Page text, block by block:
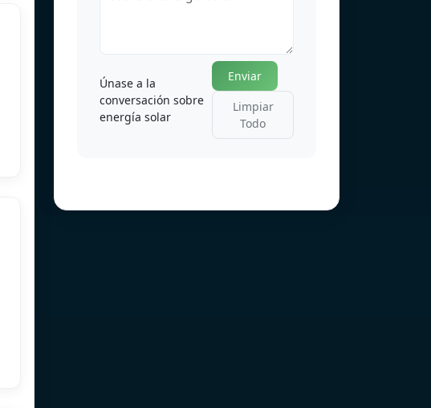
Únase a la
conversación sobre
energía solar
Enviar
Limpiar
Todo